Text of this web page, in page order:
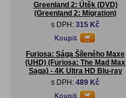
Greenland 2: Útěk (DVD)
(Greenland 2: Migration)
s DPH: 315 Kč
Furiosa: Sága Šíleného Maxe
(UHD) (Furiosa: The Mad Max
Saga) - 4K Ultra HD Blu-ray
s DPH: 489 Kč